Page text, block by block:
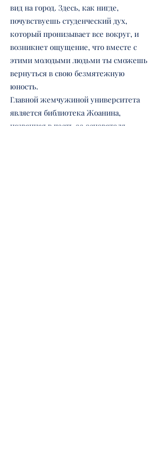
вид на город. Здесь, как нигде,
почувствуешь студенческий дух,
который пронизывает все вокруг, и
возникнет ощущение, что вместе с
этими молодыми людьми ты сможешь
вернуться в свою безмятежную
юность.
Главной жемчужиной университета
является библиотека Жоанина,
названная в честь ее основателя,